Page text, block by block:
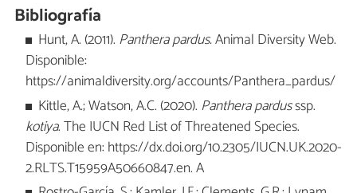
Bibliografía
Hunt, A. (2011). Panthera pardus.Animal Diversity Web.
Disponible:
https://animaldiversity.org/accounts/Panthera_pardus/
Kittle, A.; Watson, A.C. (2020). Panthera pardusssp.
kotiya. The IUCN Red List of Threatened Species.
Disponible en: https://dx.doi.org/10.2305/IUCN.UK.2020-
2.RLTS.T15959A50660847.en. A